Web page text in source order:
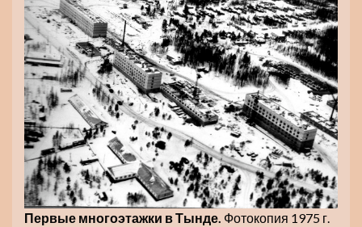
Первые многоэтажки в Тынде. Фотокопия 1975 г.